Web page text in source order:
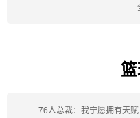
76人总裁：我宁愿拥有天